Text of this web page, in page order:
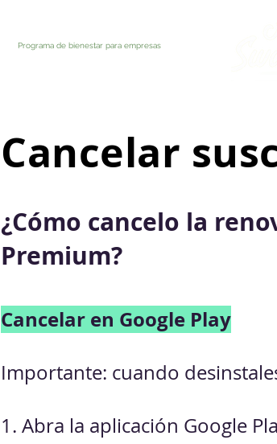
Programa de bienestar para empresas
Cancelar
¿Cómo cancelo la
Premium?
Cancelar en Google Play
Importante: cuando
1. Abra la aplicación Google